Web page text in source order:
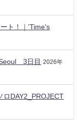
ト！｜'Time's
3日目
2026年
ロDAY2_PROJECT